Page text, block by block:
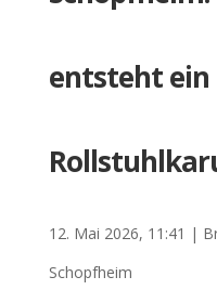
entsteht
12. Mai 2026, 11:41 |
Schopfheim